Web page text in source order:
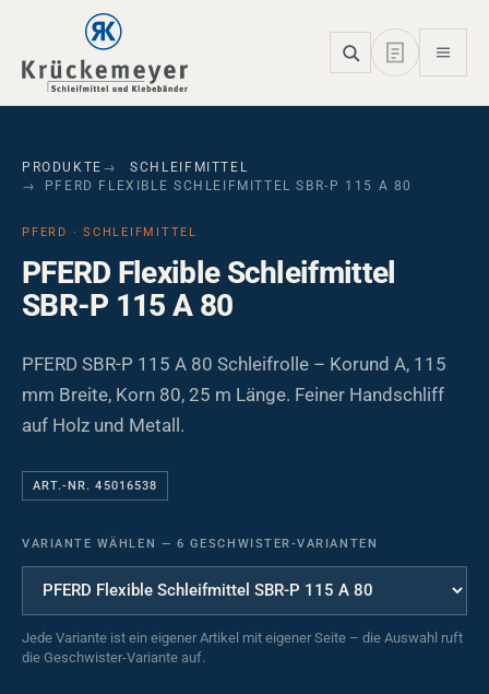
Skip to main navigation
Skip to main content
Skip to page footer
PRODUKTE
SCHLEIFMITTEL
PFERD FLEXIBLE SCHLEIFMITTEL SBR-P 115 A 80
PFERD · SCHLEIFMITTEL
PFERD Flexible Schleifmittel
SBR-P 115 A 80
PFERD SBR-P 115 A 80 Schleifrolle – Korund A, 115
mm Breite, Korn 80, 25 m Länge. Feiner Handschliff
auf Holz und Metall.
ART.-NR. 45016538
VARIANTE WÄHLEN — 6 GESCHWISTER-VARIANTEN
Jede Variante ist ein eigener Artikel mit eigener Seite – die Auswahl ruft
die Geschwister-Variante auf.